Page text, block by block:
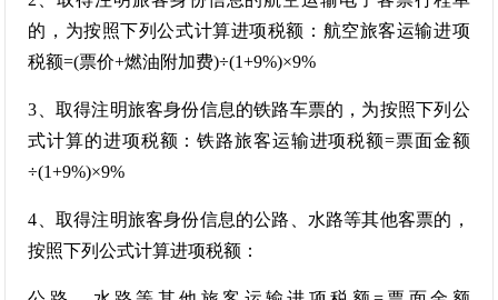
的，为按照下列公式计算进项税额：航空旅客运输进项
税额=(票价+燃油附加费)÷(1+9%)×9%
3、取得注明旅客身份信息的铁路车票的，为按照下列公
式计算的进项税额：铁路旅客运输进项税额=票面金额
÷(1+9%)×9%
4、取得注明旅客身份信息的公路、水路等其他客票的，
按照下列公式计算进项税额：